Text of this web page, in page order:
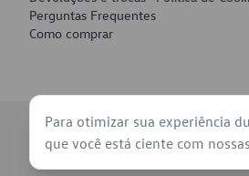
Mangueiras de Vácuo de Servo
Pratos de Disco de Freio
Travas de Pastilha de Freio
Perguntas Frequentes
Como comprar
© 2026 - Volkswagen do Brasil -
Para otimizar sua experiência
que você está ciente com nossas